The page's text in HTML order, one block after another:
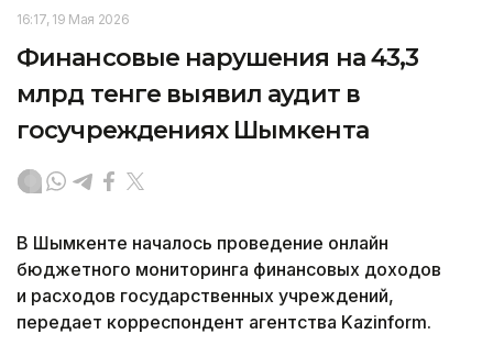
16:17, 19 Мая 2026
Финансовые нарушения на 43,3
млрд тенге выявил аудит в
госучреждениях Шымкента
В Шымкенте началось проведение онлайн
бюджетного мониторинга финансовых доходов
и расходов государственных учреждений,
передает корреспондент агентства Kazinform.